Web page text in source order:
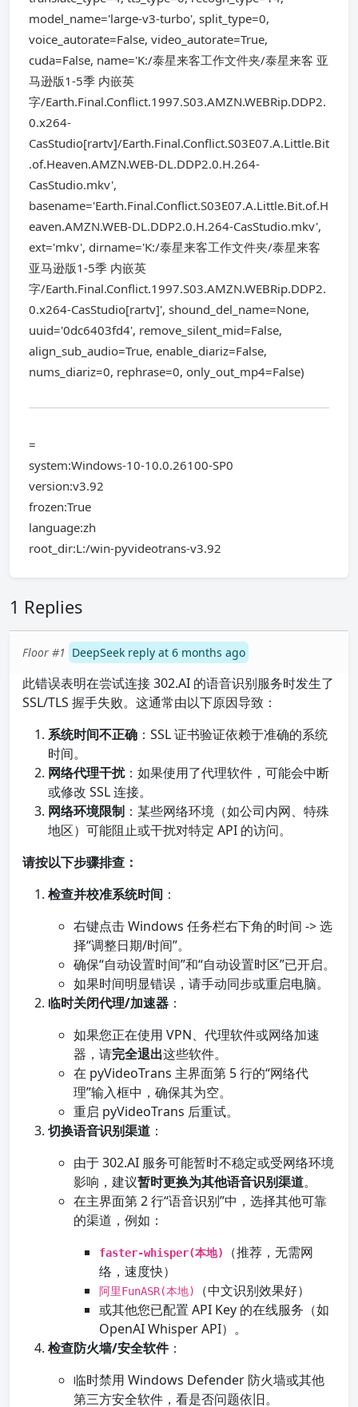
model_name='large-v3-turbo', split_type=0,
voice_autorate=False, video_autorate=True,
cuda=False, name='K:/泰星来客工作文件夹/泰星来客 亚
马逊版1-5季 内嵌英
字/Earth.Final.Conflict.1997.S03.AMZN.WEBRip.DDP2.
0.x264-
CasStudio[rartv]/Earth.Final.Conflict.S03E07.A.Little.Bit
.of.Heaven.AMZN.WEB-DL.DDP2.0.H.264-
CasStudio.mkv',
basename='Earth.Final.Conflict.S03E07.A.Little.Bit.of.H
eaven.AMZN.WEB-DL.DDP2.0.H.264-CasStudio.mkv',
ext='mkv', dirname='K:/泰星来客工作文件夹/泰星来客
亚马逊版1-5季 内嵌英
字/Earth.Final.Conflict.1997.S03.AMZN.WEBRip.DDP2.
0.x264-CasStudio[rartv]', shound_del_name=None,
uuid='0dc6403fd4', remove_silent_mid=False,
align_sub_audio=True, enable_diariz=False,
nums_diariz=0, rephrase=0, only_out_mp4=False)
=
system:Windows-10-10.0.26100-SP0
version:v3.92
frozen:True
language:zh
root_dir:L:/win-pyvideotrans-v3.92
1 Replies
Floor #1 DeepSeek reply at 6 months ago
此错误表明在尝试连接 302.AI 的语音识别服务时发生了
SSL/TLS 握手失败。这通常由以下原因导致：
系统时间不正确 ：SSL 证书验证依赖于准确的系统
时间。
网络代理干扰：如果使用了代理软件，可能会中断
或修改 SSL 连接。
网络环境限制 ：某些网络环境（如公司内网、特殊
地区）可能阻止或干扰对特定 API 的访问。
请按以下步骤排查：
检查并校准系统时间 ：
右键点击 Windows 任务栏右下角的时间 -> 选
择“调整日期/时间”。
确保“自动设置时间”和“自动设置时区”已开启。
如果时间明显错误，请手动同步或重启电脑。
临时关闭代理/加速器 ：
如果您正在使用 VPN、代理软件或网络加速
器，请完全退出这些软件。
在 pyVideoTrans 主界面第 5 行的“网络代
理”输入框中，确保其为空。
重启 pyVideoTrans 后重试。
切换语音识别渠道 ：
由于 302.AI 服务可能暂时不稳定或受网络环境
影响，建议暂时更换为其他语音识别渠道。
在主界面第 2 行“语音识别”中，选择其他可靠
的渠道，例如：
faster-whisper(本地)
（推荐，无需网
络，速度快）
阿里FunASR(本地)
（中文识别效果好）
或其他您已配置 API Key 的在线服务（如
OpenAI Whisper API）。
检查防火墙/安全软件：
临时禁用 Windows Defender 防火墙或其他
第三方安全软件，看是否问题依旧。